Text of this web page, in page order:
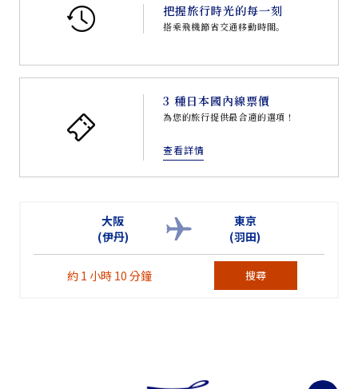
把握旅行時光的每一刻
搭乘飛機節省交通移動時間。
3 種日本國內線票價
為您的旅行提供最合適的選項！
查看詳情
大阪
(伊丹)
東京
(羽田)
約 1 小時 10 分鐘 搜尋